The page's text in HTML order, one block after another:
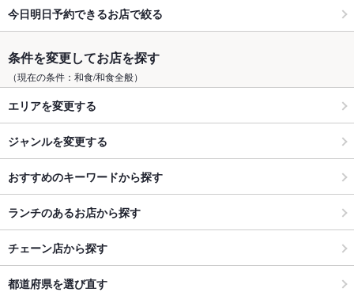
今日明日予約できるお店で絞る
条件を変更してお店を探す
（現在の条件：和食/和食全般）
エリアを変更する
ジャンルを変更する
おすすめのキーワードから探す
ランチのあるお店から探す
チェーン店から探す
都道府県を選び直す